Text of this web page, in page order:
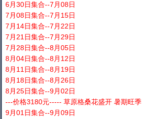
6月30日集合--7月08日
7月08日集合--7月15日
7月14日集合--7月22日
7月21日集合--7月29日
7月28日集合--8月05日
8月04日集合--8月12日
8月11日集合--8月19日
8月18日集合--8月26日
8月25日集合--9月02日
---价格3180元----- 草原格桑花盛开 暑期旺季
9月01日集合--9月09日